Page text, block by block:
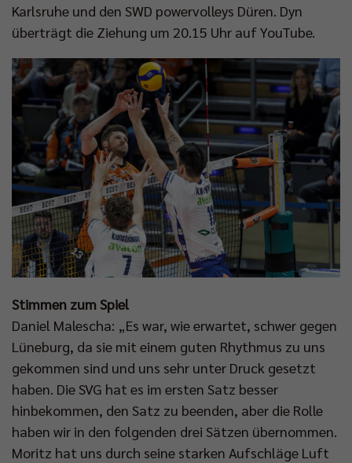
Karlsruhe und den SWD powervolleys Düren. Dyn
überträgt die Ziehung um 20.15 Uhr auf YouTube.
Stimmen zum Spiel
Daniel Malescha: „Es war, wie erwartet, schwer gegen
Lüneburg, da sie mit einem guten Rhythmus zu uns
gekommen sind und uns sehr unter Druck gesetzt
haben. Die SVG hat es im ersten Satz besser
hinbekommen, den Satz zu beenden, aber die Rolle
haben wir in den folgenden drei Sätzen übernommen.
Moritz hat uns durch seine starken Aufschläge Luft